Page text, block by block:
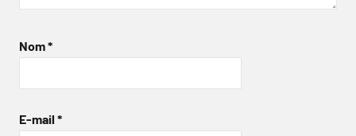
Nom*
E-mail *